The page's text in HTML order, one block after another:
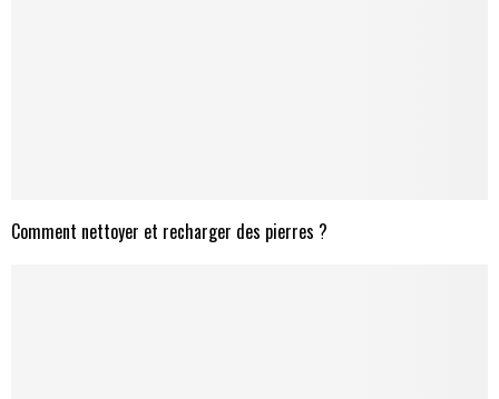
Comment nettoyer et recharger des pierres ?